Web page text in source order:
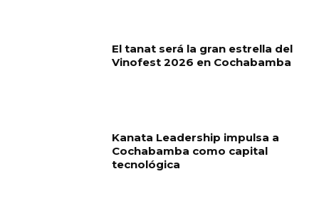
El tanat será la gran estrella del
Vinofest 2026 en Cochabamba
Kanata Leadership impulsa a
Cochabamba como capital
tecnológica